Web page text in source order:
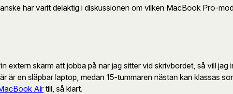
har varit delaktig i diskussionen om vilken MacBook Pro-
extern skärm att jobba på när jag sitter vid skrivbordet, så vill
en släpbar laptop, medan 15-tummaren nästan kan klassas
Air till, så klart.